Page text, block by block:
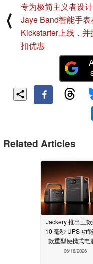
⟨
专为极简主义者设
Jaye Band智能手表
Kickstarter上线，并
扣优惠
Related Articles
Jackery 推出三
10 毫秒 UPS 功
款重型便携式电
06/18/2026